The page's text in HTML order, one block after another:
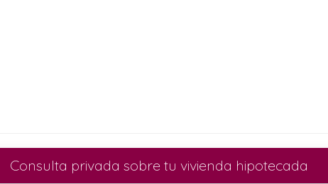
fiscales principales que debes tener en cuenta:
Consulta privada sobre tu vivienda hipotecada